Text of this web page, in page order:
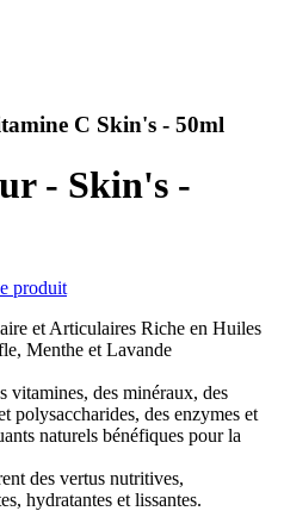
C Skin's - 50ml
- Skin's -
produit
et Articulaires Riche en Huiles
Menthe et Lavande
vitamines, des minéraux, des
polysaccharides, des enzymes et
naturels bénéfiques pour la
des vertus nutritives,
hydratantes et lissantes.